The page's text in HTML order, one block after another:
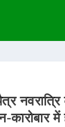
कारोबार में